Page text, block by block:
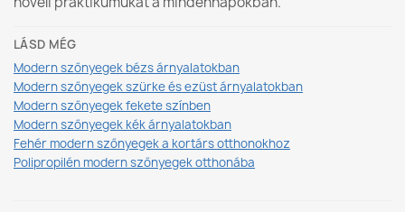
LÁSD MÉG
Modern szőnyegek bézs árnyalatokban
Modern szőnyegek szürke és ezüst árnyalatokban
Modern szőnyegek fekete színben
Modern szőnyegek kék árnyalatokban
Fehér modern szőnyegek a kortárs otthonokhoz
Polipropilén modern szőnyegek otthonába